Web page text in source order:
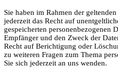
Sie haben im Rahmen der
jederzeit das Recht auf
gespeicherten personenbezogenen
Empfänger und den Zweck der
Recht auf Berichtigung oder
zu weiteren Fragen zum Thema
Sie sich jederzeit an uns wenden.